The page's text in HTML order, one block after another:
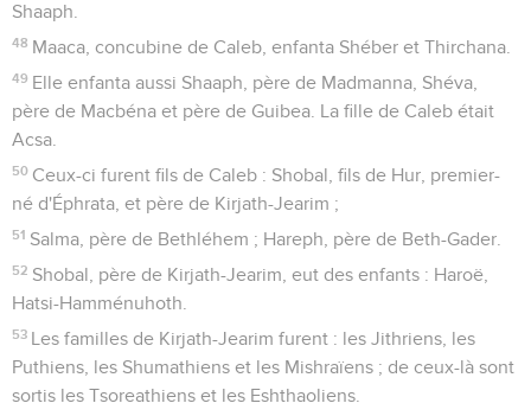
Shaaph.
48 Maaca, concubine de Caleb, enfanta Shéber et Thirchana.
49 Elle enfanta aussi Shaaph, père de Madmanna, Shéva,
père de Macbéna et père de Guibea. La fille de Caleb était
Acsa.
50 Ceux-ci furent fils de Caleb : Shobal, fils de Hur, premier-
né d'Éphrata, et père de Kirjath-Jearim ;
51 Salma, père de Bethléhem ; Hareph, père de Beth-Gader.
52 Shobal, père de Kirjath-Jearim, eut des enfants : Haroë,
Hatsi-Hamménuhoth.
53 Les familles de Kirjath-Jearim furent : les Jithriens, les
Puthiens, les Shumathiens et les Mishraïens ; de ceux-là sont
sortis les Tsoreathiens et les Eshthaoliens.